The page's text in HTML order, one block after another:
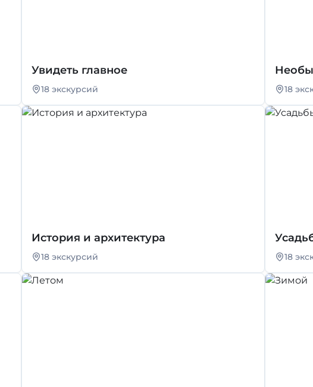
Увидеть главное
18 экскурсий 18
История и архитектура
18 экскурсий 18